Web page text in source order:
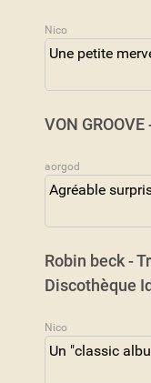
Nico
Une petite
VON
aorgod
Agréable
Robin beck -
Discothèque
Nico
Un "classic